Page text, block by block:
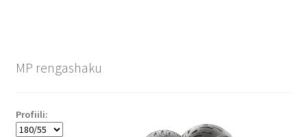
MP rengashaku
Profiili: